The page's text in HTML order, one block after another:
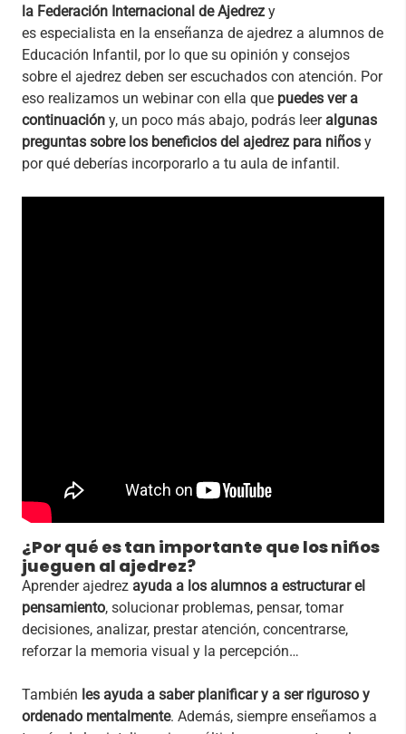
la Federación Internacional de Ajedrez y
es especialista en la enseñanza de ajedrez a alumnos de
Educación Infantil, por lo que su opinión y consejos
sobre el ajedrez deben ser escuchados con atención. Por
eso realizamos un webinar con ella que puedes ver a
continuación y, un poco más abajo, podrás leer algunas
preguntas sobre los beneficios del ajedrez para niños y
por qué deberías incorporarlo a tu aula de infantil.
¿Por qué es tan importante que los niños
jueguen al ajedrez?
Aprender ajedrez ayuda a los alumnos a estructurar el
pensamiento, solucionar problemas, pensar, tomar
decisiones, analizar, prestar atención, concentrarse,
reforzar la memoria visual y la percepción…
También les ayuda a saber planificar y a ser riguroso y
ordenado mentalmente. Además, siempre enseñamos a